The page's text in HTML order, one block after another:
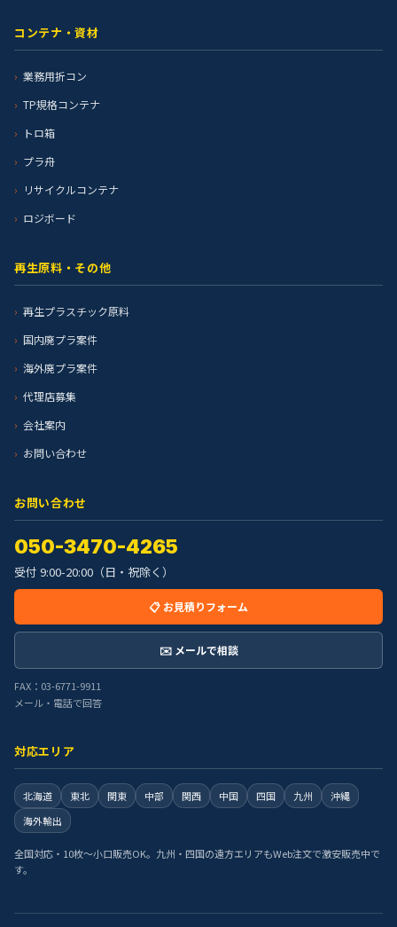
コンテナ・資材
業務用折コン
TP規格コンテナ
トロ箱
プラ舟
リサイクルコンテナ
ロジボード
再生原料・その他
再生プラスチック原料
国内廃プラ案件
海外廃プラ案件
代理店募集
会社案内
お問い合わせ
お問い合わせ
050-3470-4265
受付 9:00-20:00（日・祝除く）
📋 お見積りフォーム
✉️ メールで相談
FAX：03-6771-9911
メール・電話で回答
対応エリア
北海道 東北 関東 中部 関西 中国 四国 九州
沖縄
海外輸出
全国対応・10枚〜小口販売OK。九州・四国の遠方エリアもWeb注文で激安販売中で
す。